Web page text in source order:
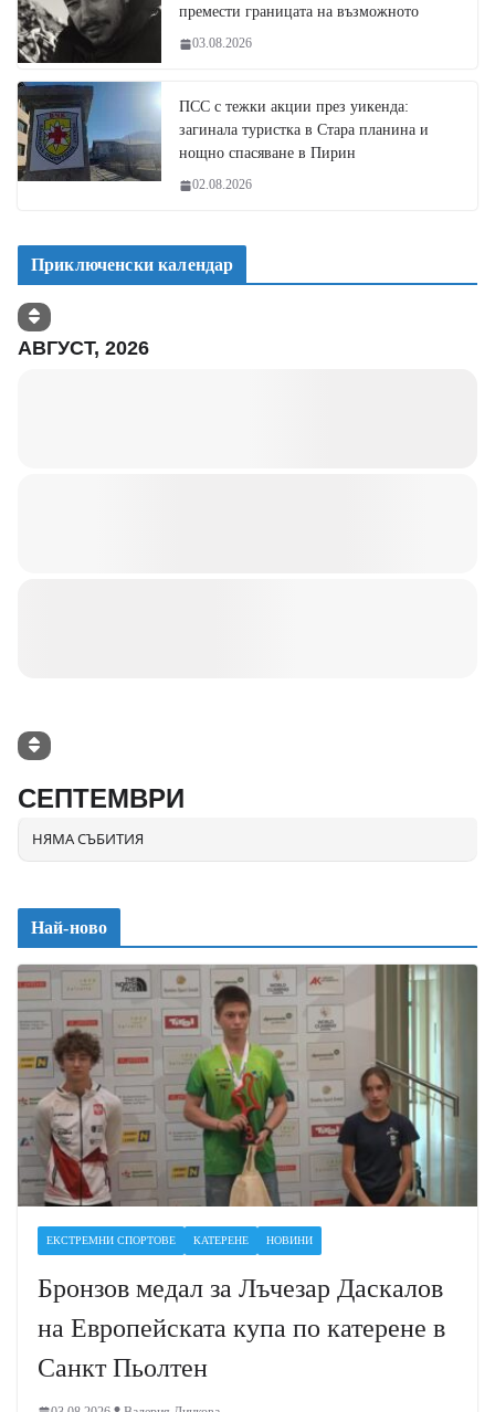
премести границата на възможното
03.08.2026
ПСС с тежки акции през уикенда:
загинала туристка в Стара планина и
нощно спасяване в Пирин
02.08.2026
Приключенски календар
АВГУСТ, 2026
СЕПТЕМВРИ
НЯМА СЪБИТИЯ
Най-ново
ЕКСТРЕМНИ СПОРТОВЕ КАТЕРЕНЕ НОВИНИ
Бронзов медал за Лъчезар Даскалов
на Европейската купа по катерене в
Санкт Пьолтен